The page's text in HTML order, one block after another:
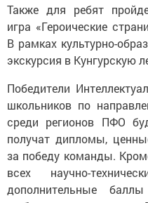
Также для ребят
игра «Героические
В рамках культурно-
экскурсия в Кунгурскую
Победители
школьников по
среди регионов ПФО
получат дипломы,
за победу команды.
всех научно-
дополнительные